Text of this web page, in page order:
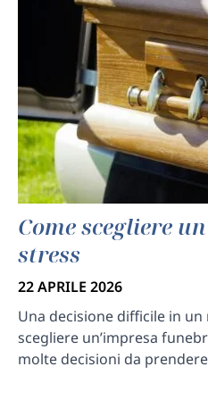
Come scegliere
stress
22 APRILE 2026
Una decisione difficile in
scegliere un’impresa
molte decisioni da